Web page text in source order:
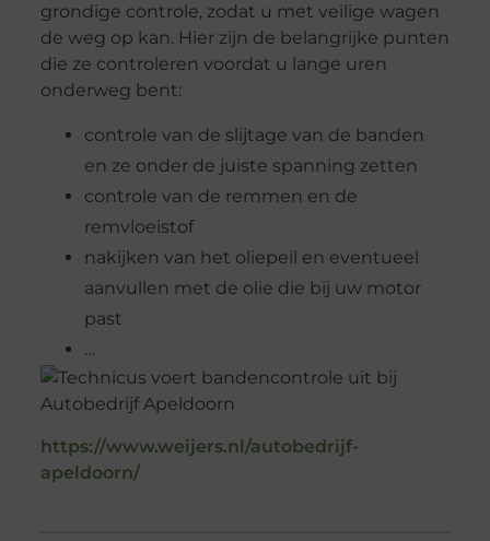
grondige controle, zodat u met veilige wagen
de weg op kan. Hier zijn de belangrijke punten
die ze controleren voordat u lange uren
onderweg bent:
controle van de slijtage van de banden
en ze onder de juiste spanning zetten
controle van de remmen en de
remvloeistof
nakijken van het oliepeil en eventueel
aanvullen met de olie die bij uw motor
past
…
https://www.weijers.nl/autobedrijf-
apeldoorn/